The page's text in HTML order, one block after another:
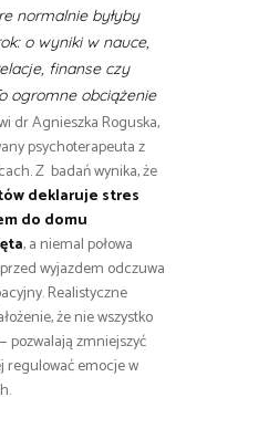
normalnie byłyby
o wyniki w nauce,
finanse czy
ogromne obciążenie
dr Agnieszka Roguska,
psychoterapeuta z
Z badań wynika, że
deklaruje stres
do domu
, a niemal połowa
wyjazdem odczuwa
Realistyczne
że nie wszystko
pozwalają zmniejszyć
regulować emocje w